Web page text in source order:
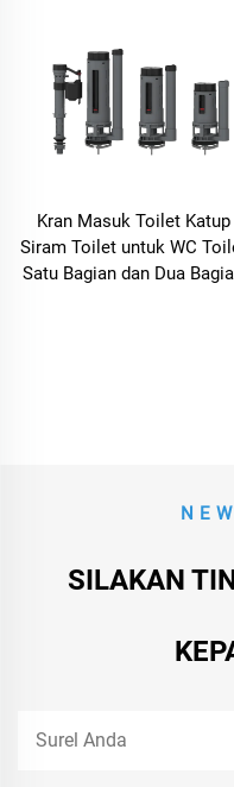
Kran Masuk Toilet Katup
Siram Toilet untuk WC
Satu Bagian dan Dua
SILAKAN